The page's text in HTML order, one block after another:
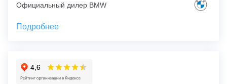
Официальный дилер BMW
Подробнее